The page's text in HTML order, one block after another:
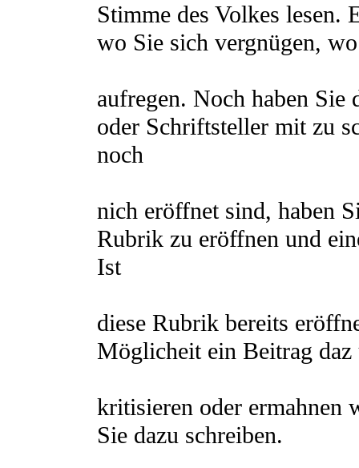
Stimme des Volkes lesen.
wo Sie sich vergnügen,
aufregen. Noch haben
oder Schriftsteller mit zu
noch
nich eröffnet sind, haben
Rubrik zu eröffnen und
Ist
diese Rubrik bereits
Möglicheit ein Beitrag
kritisieren oder ermahnen
Sie dazu schreiben.